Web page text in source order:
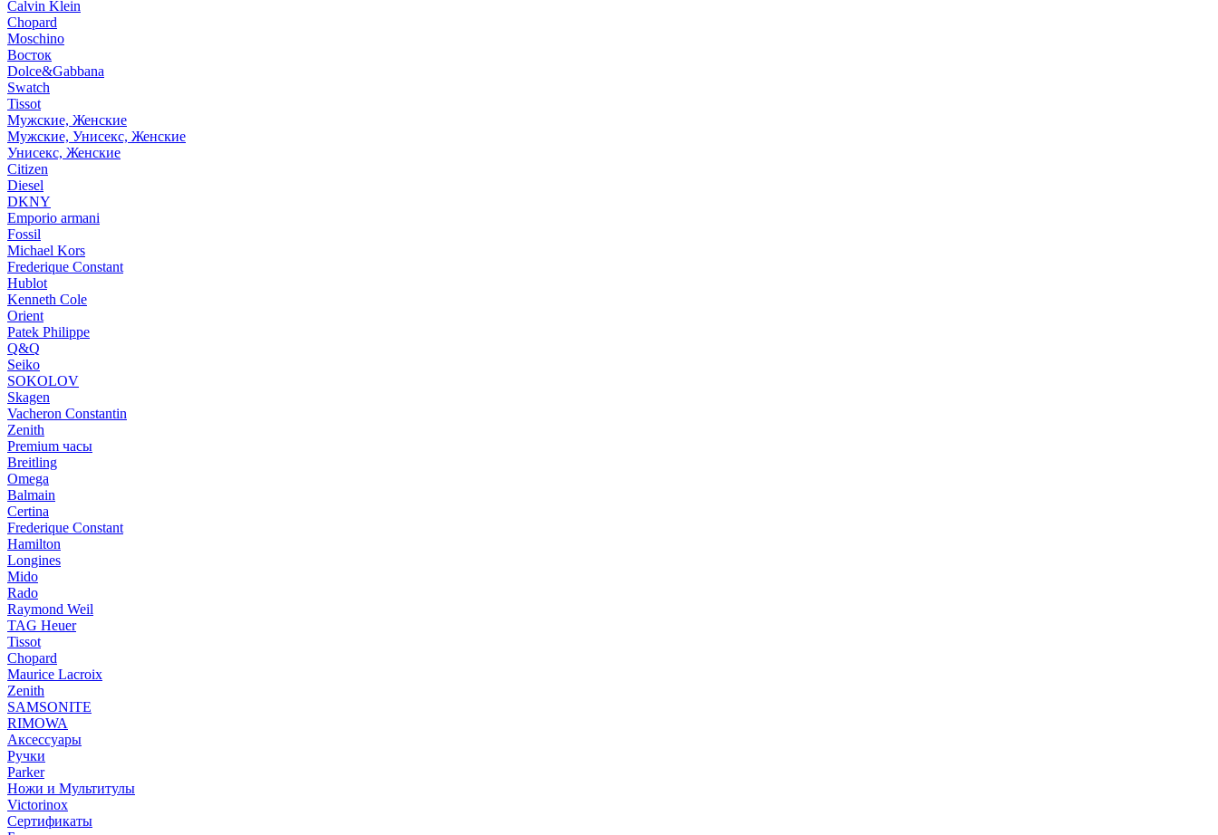
Calvin Klein
Chopard
Moschino
Восток
Dolce&Gabbana
Swatch
Tissot
Мужские, Женские
Мужские, Унисекс, Женские
Унисекс, Женские
Citizen
Diesel
DKNY
Emporio armani
Fossil
Michael Kors
Frederique Constant
Hublot
Kenneth Cole
Orient
Patek Philippe
Q&Q
Seiko
SOKOLOV
Skagen
Vacheron Constantin
Zenith
Premium часы
Breitling
Omega
Balmain
Certina
Frederique Constant
Hamilton
Longines
Mido
Rado
Raymond Weil
TAG Heuer
Tissot
Chopard
Maurice Lacroix
Zenith
SAMSONITE
RIMOWA
Аксессуары
Ручки
Parker
Ножи и Мультитулы
Victorinox
Сертификаты